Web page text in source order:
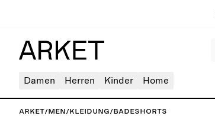
Damen Herren Kinder Home
ARKET/Men/Kleidung/Badeshorts